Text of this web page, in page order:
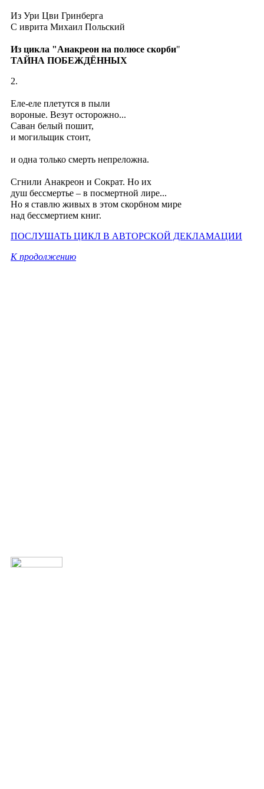
Из Ури Цви Гринберга
C иврита Михаил Польский
Из цикла "Анакреон на полюсе скорби"
ТАЙНА ПОБЕЖДЁННЫХ
2.
Еле-еле плетутся в пыли
вороные. Везут осторожно...
Саван белый пошит,
и могильщик стоит,
и одна только смерть непреложна.
Сгнили Анакреон и Сократ. Но их
душ бессмертье – в посмертной лире...
Но я ставлю живых в этом скорбном мире
над бессмертием книг.
ПОСЛУШАТЬ ЦИКЛ В АВТОРСКОЙ ДЕКЛАМАЦИИ
К продолжению